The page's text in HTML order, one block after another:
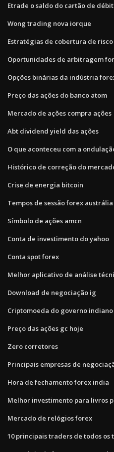
Etrade o saldo do cartão de
Wong trading nova iorque
Estratégias de cobertura de
Oportunidades de arbitragem
Opções binárias da indústria
Preço das ações do banco atom
Mercado de ações compra ações
Abt dividend yield das ações
O que aconteceu com a
Histórico de correção do
Crise de energia bitcoin
Tempos de sessão forex austrália
Símbolo de ações amcn
Conta de investimento do yahoo
Conta spot forex
Melhor aplicativo de análise
Download de negociação ig
Criptomoeda do governo indiano
Preço das ações gc hoje
Zero corretores
Principais empresas de
Hora de fechamento forex india
Melhor investimento para livros
Mercado de relógios forex
10 principais traders de todos os